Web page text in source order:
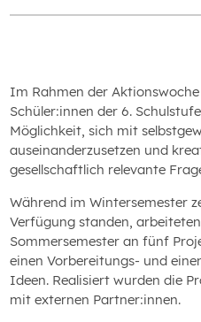
Im Rahmen der Aktionswoche
Schüler:innen der 6.
Möglichkeit, sich mit
auseinanderzusetzen und
gesellschaftlich relevante
Während im Wintersemester
Verfügung standen,
Sommersemester an fünf
einen Vorbereitungs- und
Ideen. Realisiert wurden die
mit externen Partner:innen.